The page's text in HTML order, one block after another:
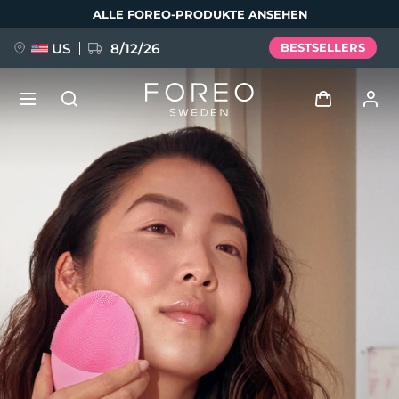
ALLE FOREO-PRODUKTE ANSEHEN
US 8/12/26 BESTSELLERS
Benutzerkonto
Meine Geräte
Meine Bestellungen
Meine Adressen
Meine Abonnements
FAQ™ Pure Beauty-Tech Elixir
BREAKING NEWS
issa™ Teeth Whitening Set
Sprache
English Deutsch
Español
Français
Italiano
Português
Polski
Svenska
Русский
Türkçe
简体中文 繁體中文